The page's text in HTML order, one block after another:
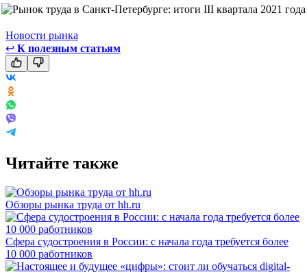
Новости рынка
↩ К полезным статьям
Читайте также
Обзоры рынка труда от hh.ru
Сфера судостроения в России: с начала года требуется более
10 000 работников